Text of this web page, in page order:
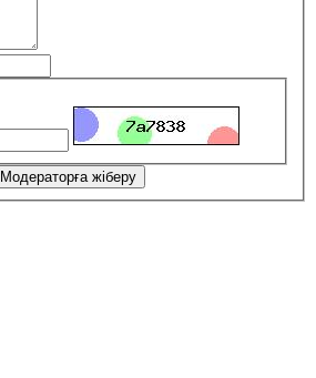
Модераторға жіберу